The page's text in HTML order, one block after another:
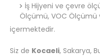
İş Hijyeni ve çevre
Ölçümü, VOC Ölçümü
içermektedir.
Siz de Kocaeli, Sakarya,